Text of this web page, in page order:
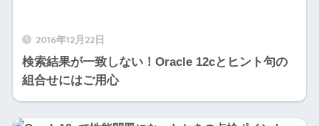
2016年12月22日
検索結果が一致しない！Oracle 12cとヒント句の
組合せにはご用心